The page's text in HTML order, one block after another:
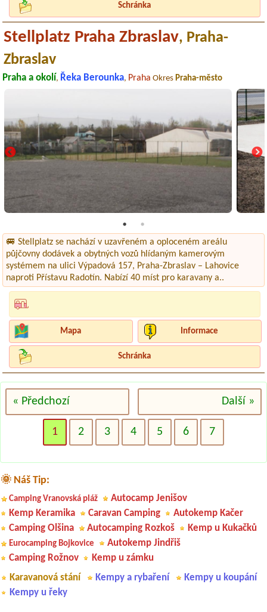
Schránka
Stellplatz Praha Zbraslav, Praha-
Zbraslav
Praha a okolí, Řeka Berounka, Praha OkresPraha-město
🚐 Stellplatz se nachází v uzavřeném a oploceném areálu
půjčovny dodávek a obytných vozů hlídaným kamerovým
systémem na ulici Výpadová 157, Praha-Zbraslav – Lahovice
naproti Přístavu Radotín. Nabízí 40 míst pro karavany a..
Mapa Informace
Schránka
« Předchozí Další »
1 2 3 4 5 6 7
🌞 Náš Tip:
Camping Vranovská pláž
Autocamp Jenišov
Kemp Keramika
Caravan Camping
Autokemp Kačer
Camping Olšina
Autocamping Rozkoš Kemp u Kukačků
Eurocamping Bojkovice
Autokemp Jindřiš
Camping Rožnov
Kemp u zámku
Karavanová stání
Kempy a rybaření
Kempy u koupání
Kempy u řeky